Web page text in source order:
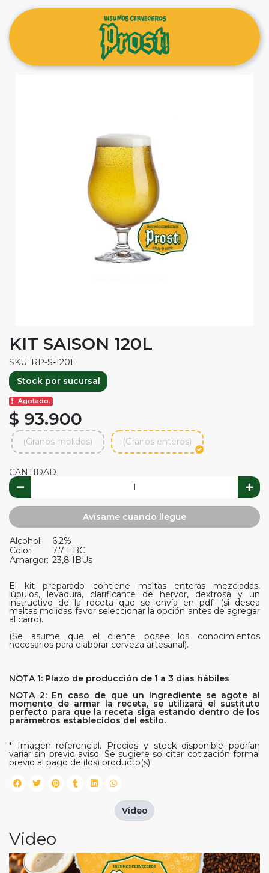
KIT SAISON 120L
SKU: RP-S-120E
Stock por sucursal
Agotado.
$ 93.900
(Granos molidos) (Granos enteros)
CANTIDAD
Avísame cuando llegue
Alcohol:
6,2%
Color:
7,7 EBC
Amargor: 23,8 IBUs
El kit preparado contiene maltas enteras mezcladas,
lúpulos, levadura, clarificante de hervor, dextrosa y un
instructivo de la receta que se envía en pdf. (si desea
maltas molidas favor seleccionar la opción antes de agregar
al carro).
(Se asume que el cliente posee los conocimientos
necesarios para elaborar cerveza artesanal).
NOTA 1: Plazo de producción de 1 a 3 días hábiles
NOTA 2: En caso de que un ingrediente se agote al
momento de armar la receta, se utilizará el sustituto
perfecto para que la receta siga estando dentro de los
parámetros establecidos del estilo.
* Imagen referencial. Precios y stock disponible podrían
variar sin previo aviso. Se sugiere solicitar cotización formal
previo al pago del(los) producto(s).
Video
Video